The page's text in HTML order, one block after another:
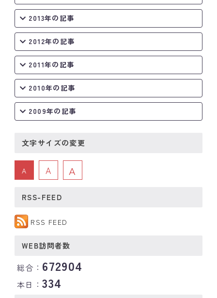
2013年の記事
2012年の記事
2011年の記事
2010年の記事
2009年の記事
文字サイズの変更
A A A
RSS-FEED
RSS FEED
WEB訪問者数
総合： 672904
本日：334